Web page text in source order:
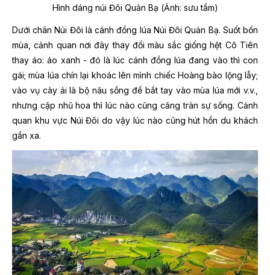
Hình dáng núi Đôi Quản Bạ (Ảnh: sưu tầm)
Dưới chân Núi Đôi là cánh đồng lúa Núi Đôi Quản Bạ. Suốt bốn
mùa, cảnh quan nơi đây thay đổi màu sắc giống hệt Cô Tiên
thay áo: áo xanh - đó là lúc cánh đồng lúa đang vào thì con
gái; mùa lúa chín lại khoác lên mình chiếc Hoàng bào lộng lẫy;
vào vụ cày ải là bộ nâu sồng để bắt tay vào mùa lúa mới v.v.,
nhưng cặp nhũ hoa thì lúc nào cũng căng tràn sự sống. Cảnh
quan khu vực Núi Đôi do vậy lúc nào cũng hút hồn du khách
gần xa.